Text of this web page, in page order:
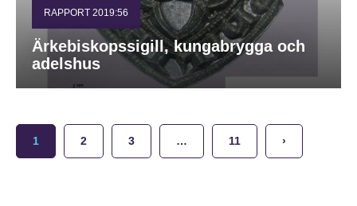
RAPPORT 2019:56
Ärkebiskopssigill, kungabrygga och
adelshus
1 2 3 … 11 ›